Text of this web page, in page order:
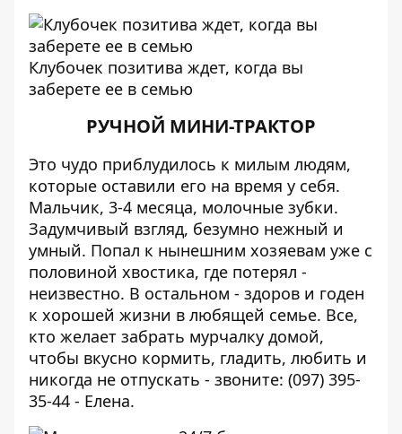
Клубочек позитива ждет, когда вы
заберете ее в семью
РУЧНОЙ МИНИ-ТРАКТОР
Это чудо приблудилось к милым людям,
которые оставили его на время у себя.
Мальчик, 3-4 месяца, молочные зубки.
Задумчивый взгляд, безумно нежный и
умный. Попал к нынешним хозяевам уже с
половиной хвостика, где потерял -
неизвестно. В остальном - здоров и годен
к хорошей жизни в любящей семье. Все,
кто желает забрать мурчалку домой,
чтобы вкусно кормить, гладить, любить и
никогда не отпускать - звоните: (097) 395-
35-44 - Елена.